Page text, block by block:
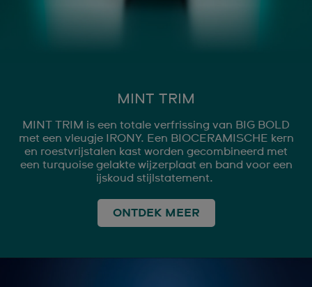
MINT TRIM
MINT TRIM is een totale verfrissing van BIG BOLD
met een vleugje IRONY. Een BIOCERAMISCHE kern
en roestvrijstalen kast worden gecombineerd met
een turquoise gelakte wijzerplaat en band voor een
ijskoud stijlstatement.
ONTDEK MEER